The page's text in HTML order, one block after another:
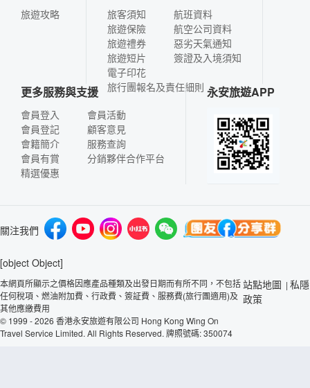
旅遊攻略
旅客須知
旅遊保險
旅遊禮券
旅遊短片
電子印花
航班資料
航空公司資料
惡劣天氣通知
簽證及入境須知
旅行團報名及責任細則
更多服務與支援
會員登入
會員登記
會籍簡介
會員有賞
精選優惠
會員活動
顧客意見
服務查詢
分銷夥伴合作平台
永安旅遊APP
關注我們
[object Object]
本網頁所顯示之價格因應產品種類及出發日期而有所不同，不包括
任何稅項、燃油附加費、行政費、簽証費、服務費(旅行團適用)及
其他應繳費用
© 1999 - 2026 香港永安旅遊有限公司 Hong Kong Wing On
Travel Service Limited. All Rights Reserved. 牌照號碼: 350074
站點地圖 | 私隱
政策